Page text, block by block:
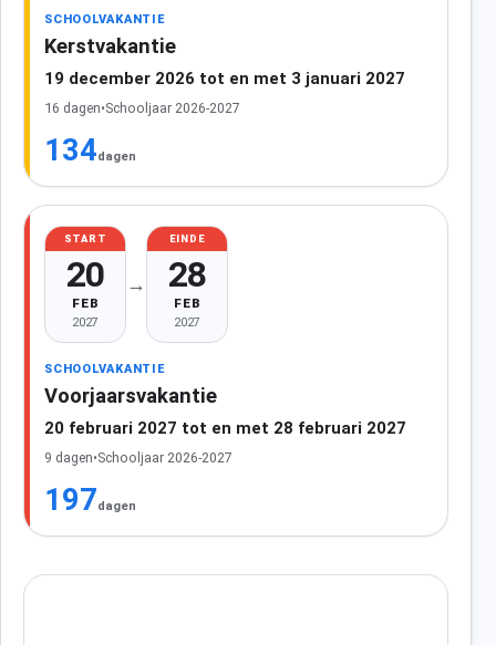
SCHOOLVAKANTIE
Kerstvakantie
19 december 2026 tot en met 3 januari 2027
16 dagen•Schooljaar 2026-2027
134dagen
START
20
FEB
2027
→
EINDE
28
FEB
2027
SCHOOLVAKANTIE
Voorjaarsvakantie
20 februari 2027 tot en met 28 februari 2027
9 dagen•Schooljaar 2026-2027
197dagen